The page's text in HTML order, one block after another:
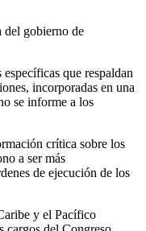
del gobierno de
que respaldan
incorporadas en una
se informe a los
crítica sobre los
a ser más
de ejecución de los
y el Pacífico